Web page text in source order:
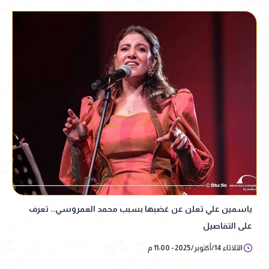
ياسمين علي تعلن عن غضبها بسبب محمد العمروسي.. تعرف
على التفاصيل
الثلاثاء 14/أكتوبر/2025 - 11:00 م